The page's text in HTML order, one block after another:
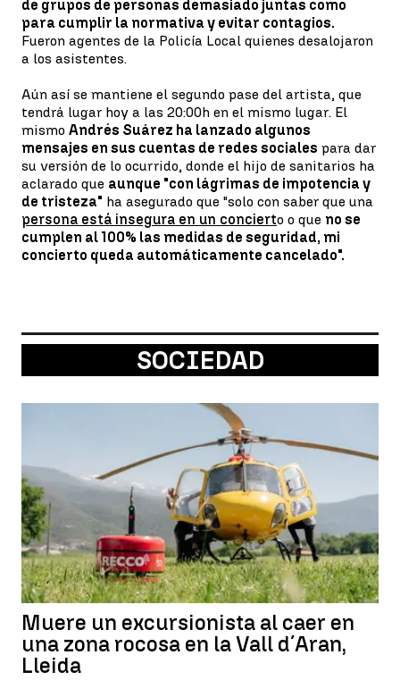
de grupos de personas demasiado juntas como
para cumplir la normativa y evitar contagios.
Fueron agentes de la Policía Local quienes desalojaron
a los asistentes.
Aún así se mantiene el segundo pase del artista, que
tendrá lugar hoy a las 20:00h en el mismo lugar. El
mismo Andrés Suárez ha lanzado algunos
mensajes en sus cuentas de redes sociales para dar
su versión de lo ocurrido, donde el hijo de sanitarios ha
aclarado que aunque "con lágrimas de impotencia y
de tristeza" ha asegurado que "solo con saber que una
persona está insegura en un concierto o que no se
cumplen al 100% las medidas de seguridad, mi
concierto queda automáticamente cancelado".
SOCIEDAD
Muere un excursionista al caer en
una zona rocosa en la Vall d´Aran,
Lleida